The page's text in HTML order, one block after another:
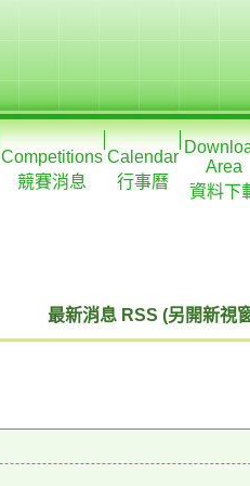
Competitions
競賽消息
Calendar
行事曆
Area
資料下
最新消息 RSS (另開新視